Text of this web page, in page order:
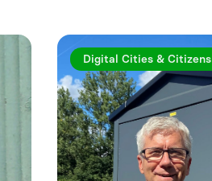
Digital Cities & Citizens